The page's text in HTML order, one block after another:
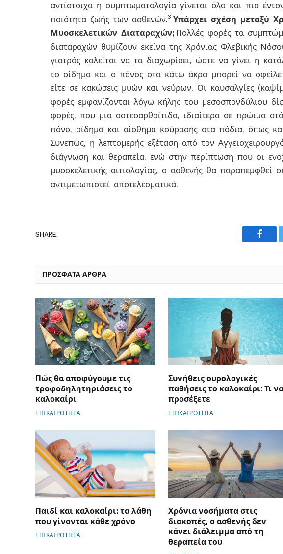
αντίστοιχα η συμπτωματολογία γίνεται όλο και πιο
ποιότητα ζωής των ασθενών.3 Υπάρχει σχέση μεταξύ
Μυοσκελετικών Διαταραχών; Πολλές φορές τα
διαταραχών θυμίζουν εκείνα της Χρόνιας Φλεβικής
γιατρός καλείται να τα διαχωρίσει, ώστε να γίνει η
το οίδημα και ο πόνος στα κάτω άκρα μπορεί να
είτε σε κακώσεις μυών και νεύρων. Οι καυσαλγίες
φορές εμφανίζονται λόγω κήλης του μεσοσπονδύλιου
φορές, που μια οστεοαρθρίτιδα, ιδιαίτερα σε πρώιμα
πόνο, οίδημα και αίσθημα κούρασης στα πόδια, όπως
Συνεπώς, η λεπτομερής εξέταση από τον
διάγνωση και θεραπεία, ενώ στην περίπτωση που οι
μυοσκελετικής αιτιολογίας, ο ασθενής θα παραπεμφθεί
αντιμετωπιστεί αποτελεσματικά.
SHARE.
ΠΡΟΣΦΑΤΑ ΑΡΘΡΑ
Πώς θα αποφύγουμε τις
τροφοδηλητηριάσεις το
καλοκαίρι
ΕΠΙΚΑΙΡΟΤΗΤΑ
Συνήθεις ουρολογικές
παθήσεις το καλοκαίρι: Τι να
προσέξετε
ΕΠΙΚΑΙΡΟΤΗΤΑ
Παιδί και καλοκαίρι: τα λάθη
που γίνονται κάθε χρόνο
ΕΠΙΚΑΙΡΟΤΗΤΑ
Χρόνια νοσήματα στις
διακοπές, ο ασθενής δεν
κάνει διάλειμμα από τη
θεραπεία του